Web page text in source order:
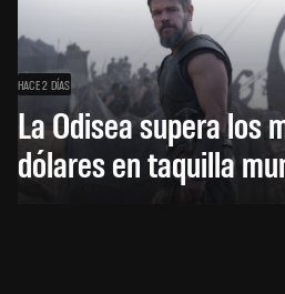
HACE 2 DÍAS
La Odisea supera los
dólares en taquilla